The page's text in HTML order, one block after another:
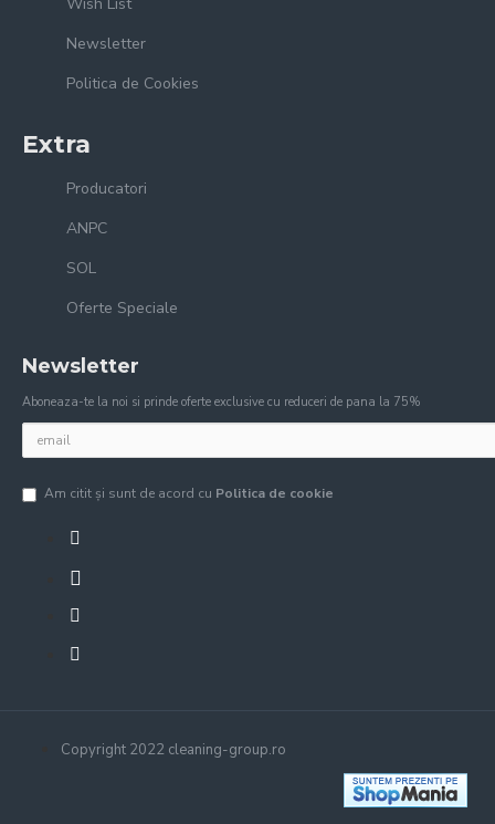
Newsletter
Politica de Cookies
Extra
Producatori
ANPC
SOL
Oferte Speciale
Newsletter
Aboneaza-te la noi si prinde oferte exclusive cu reduceri de pana la 75%
Am citit şi sunt de acord cu Politica de cookie
Copyright 2022 cleaning-group.ro